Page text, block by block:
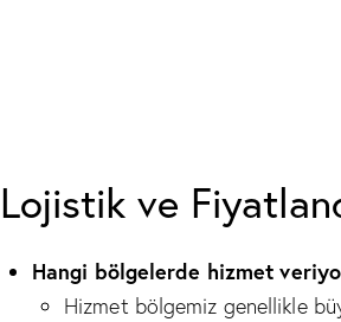
Lojistik ve
Hangi bölgelerde hizmet
Hizmet bölgemiz genellikle